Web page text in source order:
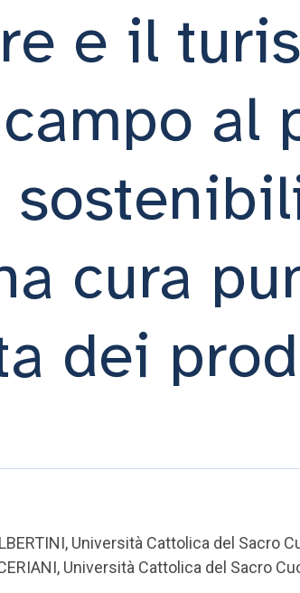
e il
al
cura
dei
Università Cattolica del Sacro
Università Cattolica del Sacro